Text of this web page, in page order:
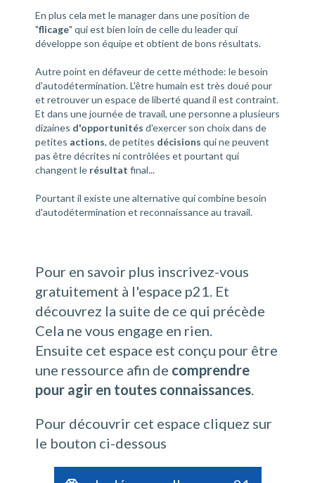
En plus cela met le manager dans une position de
"flicage" qui est bien loin de celle du leader qui
développe son équipe et obtient de bons résultats.
Autre point en défaveur de cette méthode: le besoin
d'autodétermination. L'être humain est très doué pour
et retrouver un espace de liberté quand il est contraint.
Et dans une journée de travail, une personne a plusieurs
dizaines d'opportunités d'exercer son choix dans de
petites actions, de petites décisions qui ne peuvent
pas être décrites ni contrôlées et pourtant qui
changent le résultat final...
Pourtant il existe une alternative qui combine besoin
d'autodétermination et reconnaissance au travail.
Pour en savoir plus inscrivez-vous
gratuitement à l'espace p21. Et
découvrez la suite de ce qui précède
Cela ne vous engage en rien.
Ensuite cet espace est conçu pour être
une ressource afin de comprendre
pour agir en toutes connaissances.
Pour découvrir cet espace cliquez sur
le bouton ci-dessous